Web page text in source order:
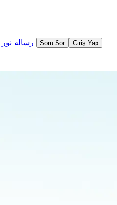
Soru Sor Giriş Yap